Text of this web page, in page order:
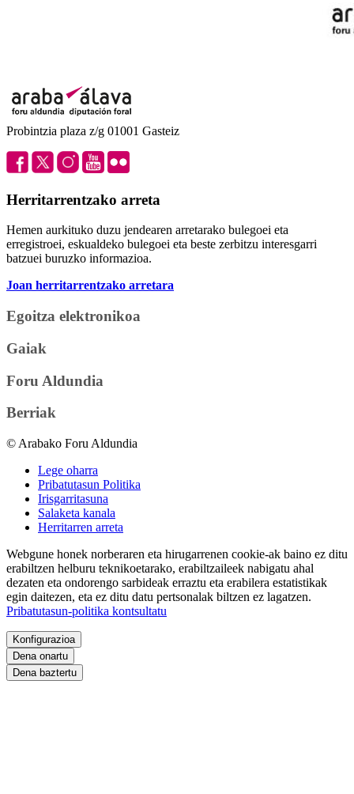
Probintzia plaza z/g 01001 Gasteiz
Herritarrentzako arreta
Hemen aurkituko duzu jendearen arretarako bulegoei eta
erregistroei, eskualdeko bulegoei eta beste zerbitzu interesgarri
batzuei buruzko informazioa.
Joan herritarrentzako arretara
Egoitza elektronikoa
Gaiak
Foru Aldundia
Berriak
© Arabako Foru Aldundia
Lege oharra
Pribatutasun Politika
Irisgarritasuna
Salaketa kanala
Herritarren arreta
Webgune honek norberaren eta hirugarrenen cookie-ak baino ez ditu
erabiltzen helburu teknikoetarako, erabiltzaileek nabigatu ahal
dezaten eta ondorengo sarbideak erraztu eta erabilera estatistikak
egin daitezen, eta ez ditu datu pertsonalak biltzen ez lagatzen.
Pribatutasun-politika kontsultatu
Konfigurazioa
Dena onartu
Dena baztertu